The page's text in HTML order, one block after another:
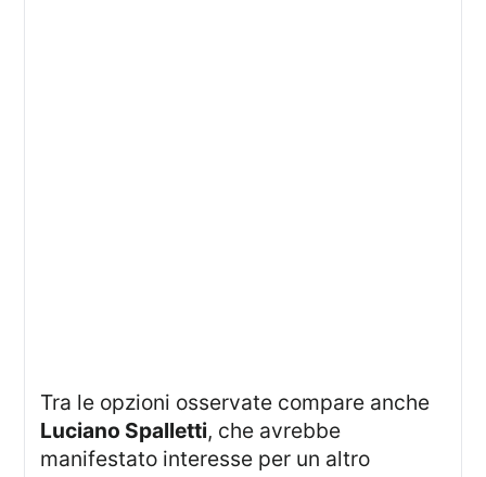
Tra le opzioni osservate compare anche
Luciano Spalletti, che avrebbe
manifestato interesse per un altro